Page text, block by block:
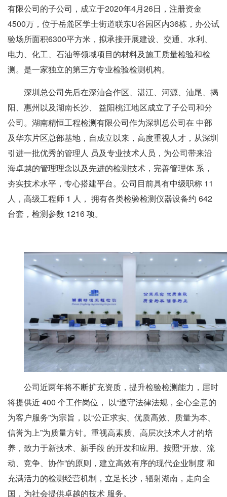
有限公司的子公司，成立于2020年4月26日，注册资金
4500万，位于岳麓区学士街道联东U谷园区内36栋，办公试
验场所面积6300平方米，拟承接开展建设、交通、水利、
电力、化工、石油等领域项目的材料及施工质量检验和检
测。是一家独立的第三方专业检验检测机构。
深圳总公司先后在深汕合作区、湛江、河源、汕尾、揭
阳、惠州以及湖南长沙、 益阳桃江地区成立了子公司和分
公司。湖南精恒工程检测有限公司作为深圳总公司在 中部
及华东片区总部基地，自成立以来，高度重视人才，从深圳
引进一批优秀的管理人 员及专业技术人员，为公司带来沿
海卓越的管理理念以及先进的检测技术，完善管理体 系，
夯实技术水平，专心搭建平台。公司目前具有中级职称 11
人，高级工程师 1 人， 拥有各类检验检测仪器设备约 642
台套，检测参数 1216 项。
公司近两年将不断扩充资质，提升检验检测能力，届时
将提供近 400 个工作岗位， 以“遵守法律法规，全心全意的
为客户服务”为宗旨，以“公正求实、优质高效、质量为本、
信誉为上”为质量方针。重视高素质、高层次技术人才的培
养，致力于新技术、新手段 的开发和应用。按照“开放、流
动、竞争、协作”的原则，建立高效有序的现代企业制度 和
充满活力的检测经营机制，立足长沙，辐射湖南，走向全
国，为社会提供卓越的技术 服务。